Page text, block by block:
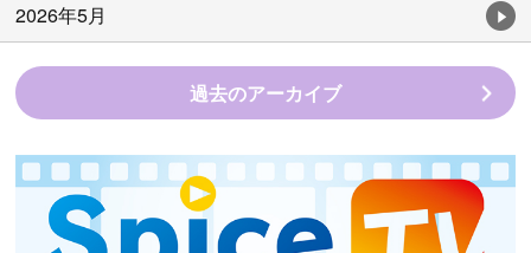
2026年5月
過去のアーカイブ